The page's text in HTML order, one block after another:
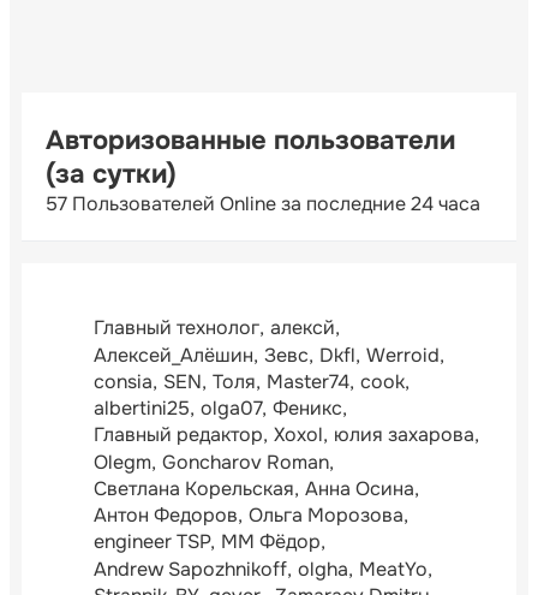
Авторизованные пользователи
(за сутки)
57 Пользователей Online за последние 24 часа
Главный технолог алексй
Алексей_Алёшин Зевс Dkfl Werroid
consia SEN Толя Master74 cook
albertini25 olga07 Феникс
Главный редактор Xoxol юлия захарова
Olegm Goncharov Roman
Светлана Корельская Анна Осина
Антон Федоров Ольга Морозова
engineer TSP ММ Фёдор
Andrew Sapozhnikoff olgha MeatYo